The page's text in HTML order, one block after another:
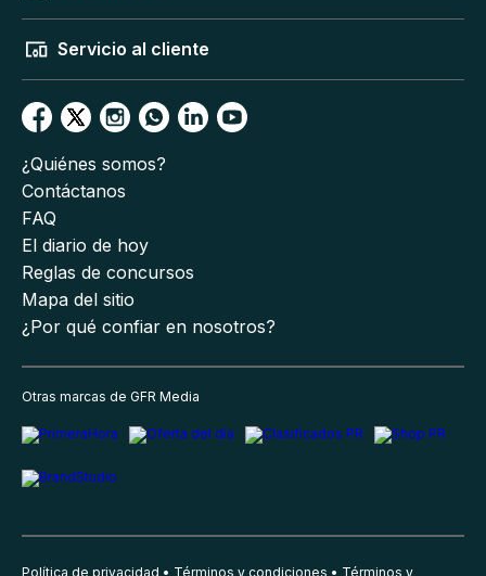
Servicio al cliente
¿Quiénes somos?
Contáctanos
FAQ
El diario de hoy
Reglas de concursos
Mapa del sitio
¿Por qué confiar en nosotros?
Otras marcas de GFR Media
Política de privacidad Términos y condiciones Términos y